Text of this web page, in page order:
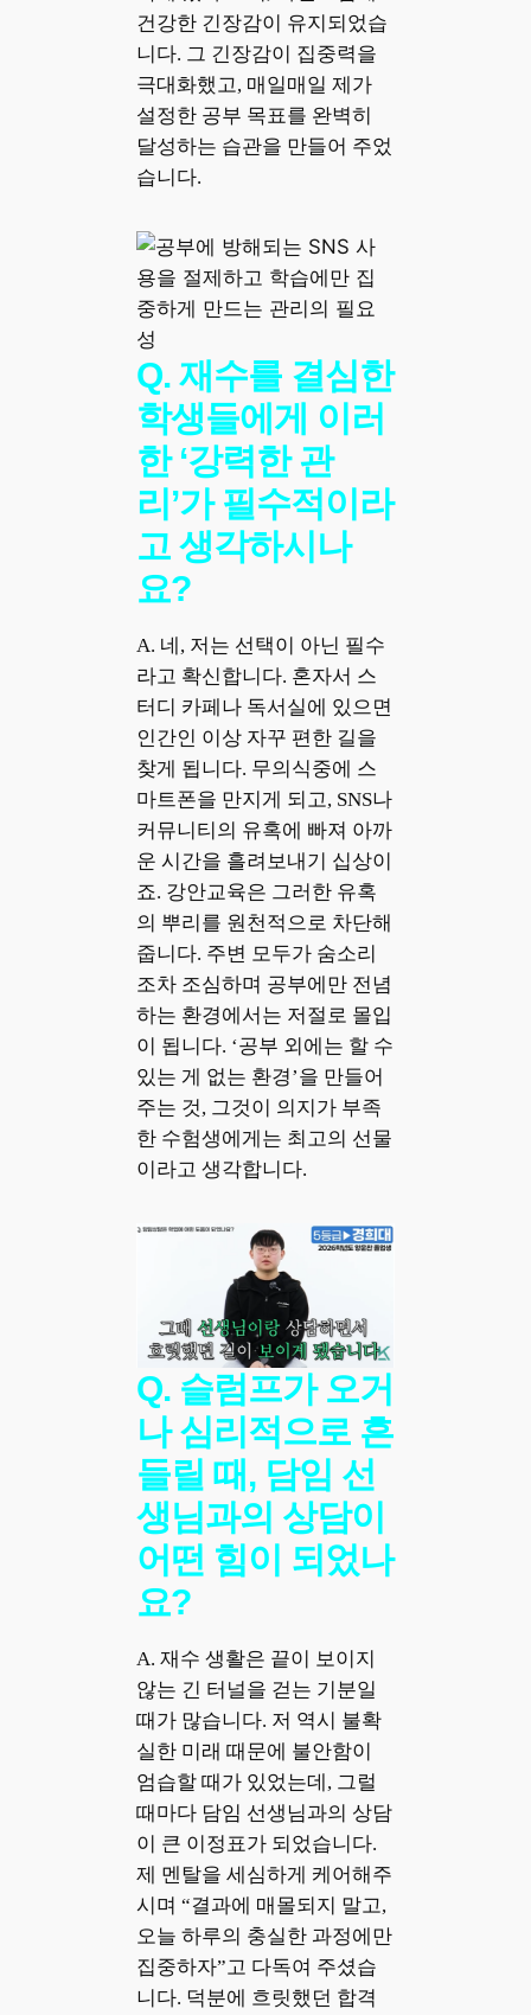
건강한 긴장감이 유지되었습
니다. 그 긴장감이 집중력을
극대화했고, 매일매일 제가
설정한 공부 목표를 완벽히
달성하는 습관을 만들어 주었
습니다.
Q. 재수를 결심한
학생들에게 이러
한 ‘강력한 관
리’가 필수적이라
고 생각하시나
요?
A. 네, 저는 선택이 아닌 필수
라고 확신합니다. 혼자서 스
터디 카페나 독서실에 있으면
인간인 이상 자꾸 편한 길을
찾게 됩니다. 무의식중에 스
마트폰을 만지게 되고, SNS나
커뮤니티의 유혹에 빠져 아까
운 시간을 흘려보내기 십상이
죠. 강안교육은 그러한 유혹
의 뿌리를 원천적으로 차단해
줍니다. 주변 모두가 숨소리
조차 조심하며 공부에만 전념
하는 환경에서는 저절로 몰입
이 됩니다. ‘공부 외에는 할 수
있는 게 없는 환경’을 만들어
주는 것, 그것이 의지가 부족
한 수험생에게는 최고의 선물
이라고 생각합니다.
Q. 슬럼프가 오거
나 심리적으로 흔
들릴 때, 담임 선
생님과의 상담이
어떤 힘이 되었나
요?
A. 재수 생활은 끝이 보이지
않는 긴 터널을 걷는 기분일
때가 많습니다. 저 역시 불확
실한 미래 때문에 불안함이
엄습할 때가 있었는데, 그럴
때마다 담임 선생님과의 상담
이 큰 이정표가 되었습니다.
제 멘탈을 세심하게 케어해주
시며 “결과에 매몰되지 말고,
오늘 하루의 충실한 과정에만
집중하자”고 다독여 주셨습
니다. 덕분에 흐릿했던 합격